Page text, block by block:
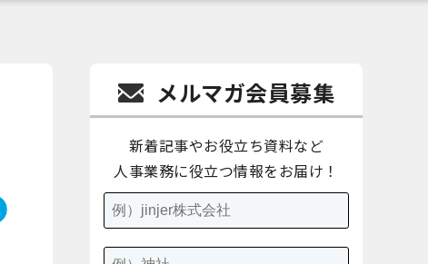
メルマガ会員募集
新着記事やお役立ち資料など
人事業務に役立つ情報をお届け！